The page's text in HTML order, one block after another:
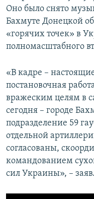
Оно было снято
Бахмуте Донецкой
«горячих точек» в
полномасштабного
«В кадре –
постановочная
вражеским целям в
сегодня – городе
подразделение 59
отдельной
согласованы,
командованием
сил Украины», –